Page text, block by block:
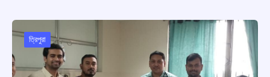
o
A
p
d
s
a
m
ত্রিপুরা